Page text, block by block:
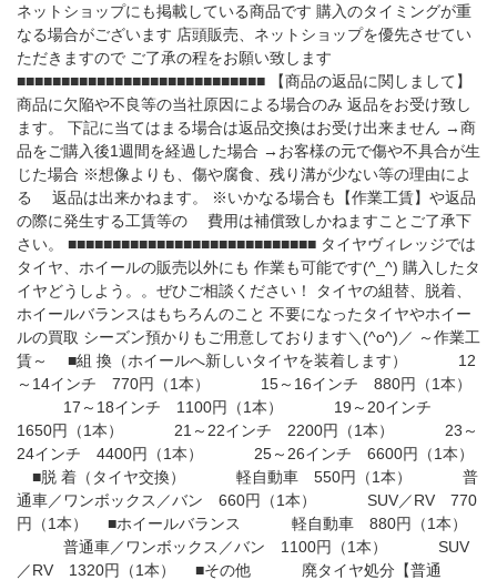
ネットショップにも掲載している商品です 購入のタイミングが重
なる場合がございます 店頭販売、ネットショップを優先させてい
ただきますので ご了承の程をお願い致します
■■■■■■■■■■■■■■■■■■■■■■■■■■■■ 【商品の返品に関しまして】
商品に欠陥や不良等の当社原因による場合のみ 返品をお受け致し
ます。 下記に当てはまる場合は返品交換はお受け出来ません →商
品をご購入後1週間を経過した場合 →お客様の元で傷や不具合が生
じた場合 ※想像よりも、傷や腐食、残り溝が少ない等の理由によ
る 返品は出来かねます。 ※いかなる場合も【作業工賃】や返品
の際に発生する工賃等の 費用は補償致しかねますことご了承下
さい。 ■■■■■■■■■■■■■■■■■■■■■■■■■■■■ タイヤヴィレッジでは
タイヤ、ホイールの販売以外にも 作業も可能です(^_^) 購入したタ
イヤどうしよう。。ぜひご相談ください！ タイヤの組替、脱着、
ホイールバランスはもちろんのこと 不要になったタイヤやホイー
ルの買取 シーズン預かりもご用意しております＼(^o^)／ ～作業工
賃～ ■組 換（ホイールへ新しいタイヤを装着します） 12
～14インチ 770円（1本） 15～16インチ 880円（1本）
17～18インチ 1100円（1本） 19～20インチ
1650円（1本） 21～22インチ 2200円（1本） 23～
24インチ 4400円（1本） 25～26インチ 6600円（1本）
■脱 着（タイヤ交換） 軽自動車 550円（1本） 普
通車／ワンボックス／バン 660円（1本） SUV／RV 770
円（1本） ■ホイールバランス 軽自動車 880円（1本）
普通車／ワンボックス／バン 1100円（1本） SUV
／RV 1320円（1本） ■その他 廃タイヤ処分【普通